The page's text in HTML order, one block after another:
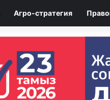
Агро-стратегия